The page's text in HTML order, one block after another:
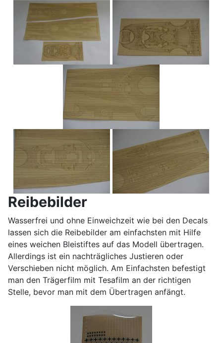
Reibebilder
Wasserfrei und ohne Einweichzeit wie bei den Decals
lassen sich die Reibebilder am einfachsten mit Hilfe
eines weichen Bleistiftes auf das Modell übertragen.
Allerdings ist ein nachträgliches Justieren oder
Verschieben nicht möglich. Am Einfachsten befestigt
man den Trägerfilm mit Tesafilm an der richtigen
Stelle, bevor man mit dem Übertragen anfängt.